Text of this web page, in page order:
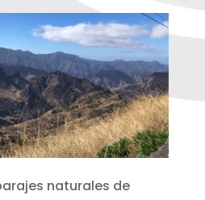
naturales de